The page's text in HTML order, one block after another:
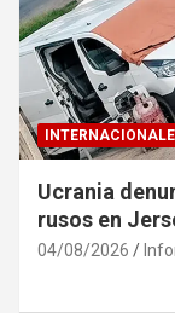
Ucrania
rusos en
04/08/2026